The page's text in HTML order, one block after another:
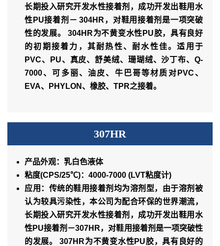
长期投入研究开发水性接着剂，成功开发出鞋用水
性PU接着剂－ 304HR，对鞋用接着剂是一项突破
性的发展。 304HR为不黄变水性PU胶，具有良好
的初期接着力，其耐热性、耐水性佳。适用于
PVC、PU、真皮、舒美绒、珊瑚绒、沙丁布、Q-
7000、可多丽、油皮、牛巴哥等材质对PVC、
EVA、PHYLON、橡胶、TPR之接着。
307HR
产品外观：乳白色液体
粘度(CPS/25℃)：4000-7000 (LVT粘度计)
应用：传统的鞋用接着剂均为溶剂型，由于溶剂被
认为较具污染性，本公司为配合环保的世界潮流，
长期投入研究开发水性接着剂，成功开发出鞋用水
性PU接着剂－307HR，对鞋用接着剂是一项突破性
的发展。 307HR为不黄变水性PU胶，具有良好的